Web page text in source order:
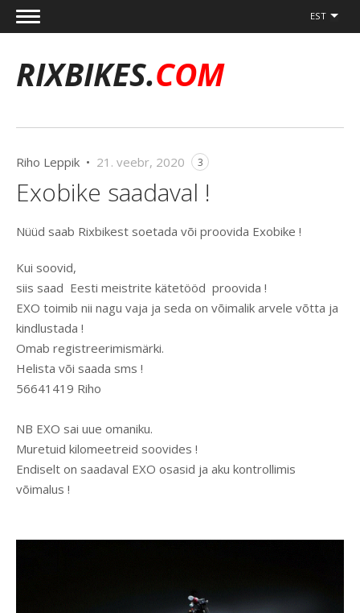
EST
RIXBIKES.COM
Riho Leppik • 21. veebr, 2020 3
Exobike saadaval !
Nüüd saab Rixbikest soetada või proovida Exobike !
Kui soovid,
siis saad Eesti meistrite kätetööd proovida !
EXO toimib nii nagu vaja ja seda on võimalik arvele võtta ja
kindlustada !
Omab registreerimismärki.
Helista või saada sms !
56641419 Riho
NB EXO sai uue omaniku.
Muretuid kilomeetreid soovides !
Endiselt on saadaval EXO osasid ja aku kontrollimis
võimalus !